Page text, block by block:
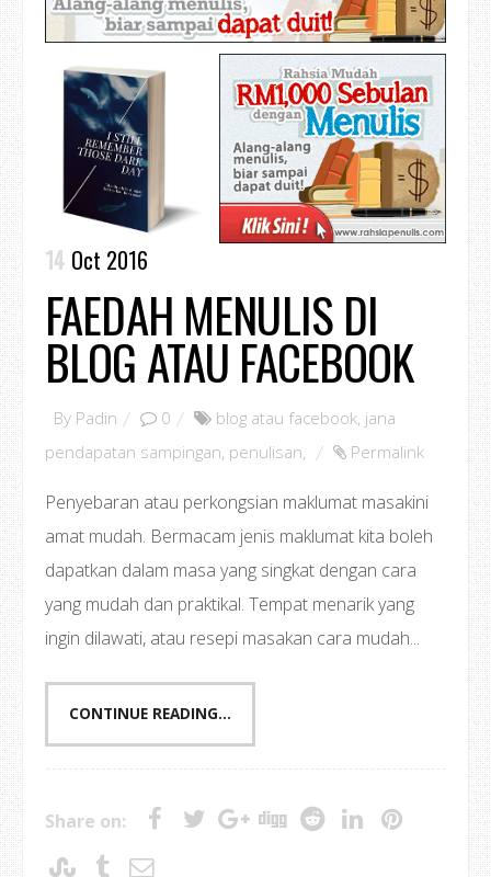
14 Oct 2016
FAEDAH MENULIS DI
BLOG ATAU FACEBOOK
By Padin 0 blog atau facebook, jana
pendapatan sampingan, penulisan, Permalink
Penyebaran atau perkongsian maklumat masakini
amat mudah. Bermacam jenis maklumat kita boleh
dapatkan dalam masa yang singkat dengan cara
yang mudah dan praktikal. Tempat menarik yang
ingin dilawati, atau resepi masakan cara mudah...
CONTINUE READING...
Share on: